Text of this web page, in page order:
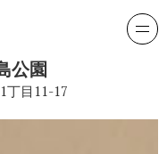
公園
丁目11-17